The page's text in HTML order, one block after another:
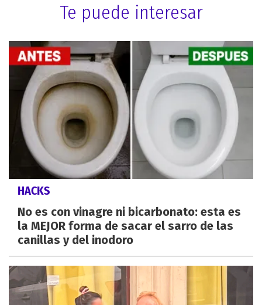
Te puede interesar
HACKS
No es con vinagre ni bicarbonato: esta es
la MEJOR forma de sacar el sarro de las
canillas y del inodoro